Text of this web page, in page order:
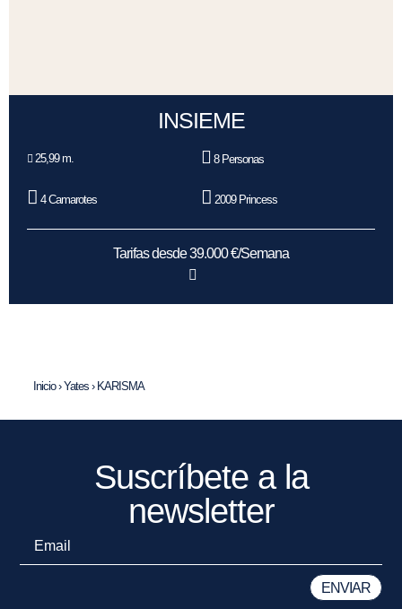
INSIEME
25,99 m. 8 Personas
4 Camarotes 2009 Princess
Tarifas desde 39.000 €/Semana
Inicio›Yates › KARISMA
Suscríbete a la
newsletter